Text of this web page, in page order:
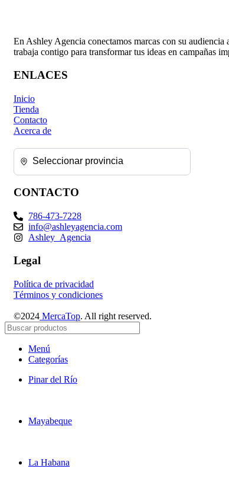
En Ashley Agencia conectamos marcas con su
trabaja contigo para transformar tus ideas en campañas
ENLACES
Inicio
Tienda
Contacto
Acerca de
CONTACTO
786-473-7228
info@ashleyagencia.com
Ashley_Agencia
Legal
Política de privacidad
Términos y condiciones
©2024 MercaTop. All right reserved.
Menú
Categorías
Pinar del Río
Mayabeque
La Habana